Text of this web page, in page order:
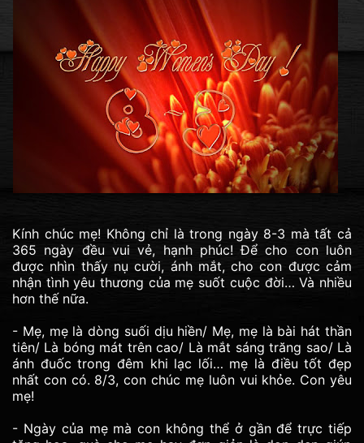
Kính chúc mẹ! Không chỉ là trong ngày 8-3 mà tất cả
365 ngày đều vui vẻ, hạnh phúc! Để cho con luôn
được nhìn thấy nụ cười, ánh mắt, cho con được cảm
nhận tình yêu thương của mẹ suốt cuộc đời… Và nhiều
hơn thế nữa.
- Mẹ, mẹ là dòng suối dịu hiền/ Mẹ, mẹ là bài hát thần
tiên/ Là bóng mát trên cao/ Là mắt sáng trăng sao/ Là
ánh đuốc trong đêm khi lạc lối… mẹ là điều tốt đẹp
nhất con có. 8/3, con chúc mẹ luôn vui khỏe. Con yêu
mẹ!
- Ngày của mẹ mà con không thể ở gần để trực tiếp